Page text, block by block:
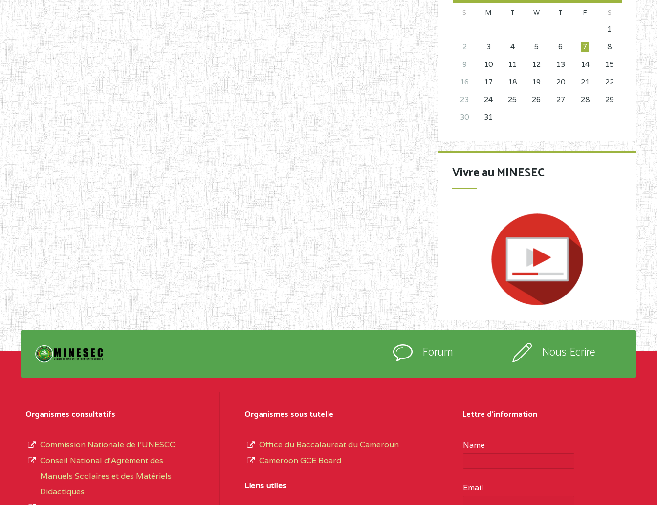
S M T W T F S
1
2
3 4 5 6 7
8
9
10 11 12 13 14
15
16
17 18 19 20 21
22
23
24 25 26 27 28
29
30
31
Vivre au MINESEC
Forum Nous Ecrire
Organismes consultatifs
Commission Nationale de l’UNESCO
Conseil National d’Agrément des
Manuels Scolaires et des Matériels
Didactiques
Organismes sous tutelle
Office du Baccalaureat du Cameroun
Cameroon GCE Board
Liens utiles
Lettre d'information
Name
Email